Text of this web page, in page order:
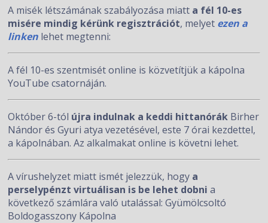
A misék létszámának szabályozása miatt a fél 10-es
misére mindig kérünk regisztrációt, melyet ezen a
linken lehet megtenni:
A fél 10-es szentmisét online is közvetítjük a kápolna
YouTube csatornáján.
Október 6-tól újra indulnak a keddi hittanórák Birher
Nándor és Gyuri atya vezetésével, este 7 órai kezdettel,
a kápolnában. Az alkalmakat online is követni lehet.
A vírushelyzet miatt ismét jelezzük, hogy a
perselypénzt virtuálisan is be lehet dobni a
következő számlára való utalással: Gyümölcsoltó
Boldogasszony Kápolna